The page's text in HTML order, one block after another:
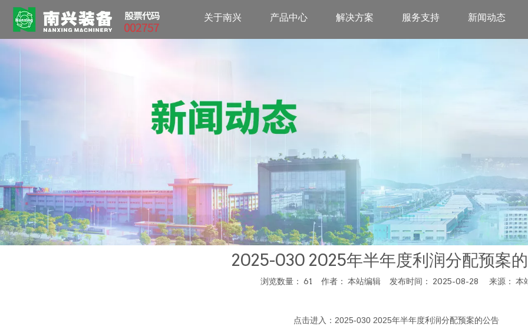
关于南兴 产品中心 解决方案 服务支持 新闻动态
2025-030 2025年半年度利润分配预案
浏览数量： 61 作者： 本站编辑 发布时间： 2025-08-28 来源： 本
点击进入： 2025-030 2025年半年度利润分配预案的公告